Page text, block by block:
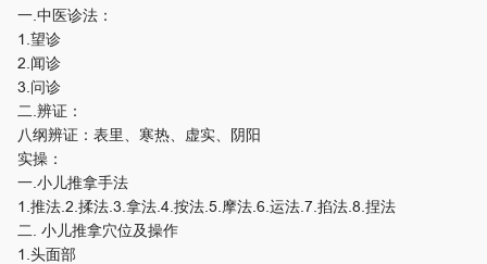
一.中医诊法：
1.望诊
2.闻诊
3.问诊
二.辨证：
八纲辨证：表里、寒热、虚实、阴阳
实操：
一.小儿推拿手法
1.推法.2.揉法.3.拿法.4.按法.5.摩法.6.运法.7.掐法.8.捏法
二. 小儿推拿穴位及操作
1.头面部